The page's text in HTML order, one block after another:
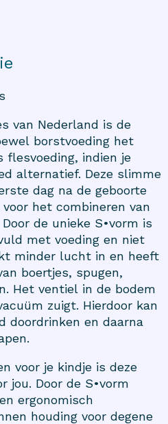
van Nederland is de
borstvoeding het
flesvoeding, indien je
alternatief. Deze slimme
dag na de geboorte
het combineren van
de unieke S•vorm is
met voeding en niet
minder lucht in en heeft
boertjes, spugen,
Het ventiel in de bodem
zuigt. Hierdoor kan
doordrinken en daarna
voor je kindje is deze
jou. Door de S•vorm
ergonomisch
houding voor degene